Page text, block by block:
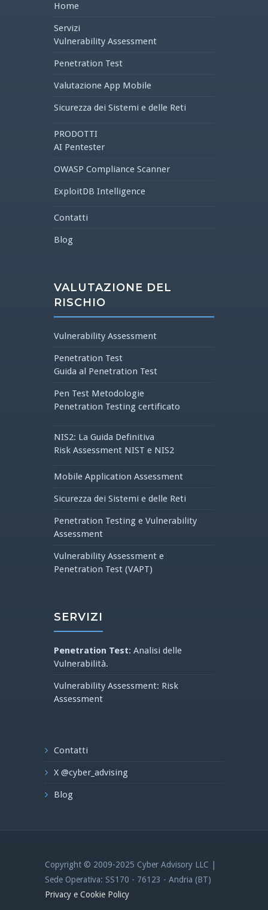
Home
Servizi
Vulnerability Assessment
Penetration Test
Valutazione App Mobile
Sicurezza dei Sistemi e delle Reti
PRODOTTI
AI Pentester
OWASP Compliance Scanner
ExploitDB Intelligence
Contatti
Blog
VALUTAZIONE DEL
RISCHIO
Vulnerability Assessment
Penetration Test
Guida al Penetration Test
Pen Test Metodologie
Penetration Testing certificato
NIS2: La Guida Definitiva
Risk Assessment NIST e NIS2
Mobile Application Assessment
Sicurezza dei Sistemi e delle Reti
Penetration Testing e Vulnerability
Assessment
Vulnerability Assessment e
Penetration Test (VAPT)
SERVIZI
Penetration Test: Analisi delle
Vulnerabilità.
Vulnerability Assessment: Risk
Assessment
Contatti
X @cyber_advising
Blog
Copyright © 2009-2025 Cyber Advisory LLC |
Sede Operativa: SS170 - 76123 - Andria (BT)
Privacy e Cookie Policy